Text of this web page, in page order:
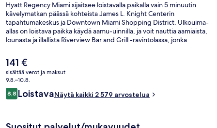
Hyatt Regency Miami sijaitsee loistavalla paikalla vain 5 minuutin
kävelymatkan päässä kohteista James L. Knight Centerin
tapahtumakeskus ja Downtown Miami Shopping District. Ulkouima-
allas on loistava paikka käydä aamu-uinnilla, ja voit nauttia aamiaista,
lounasta ja illallista Riverview Bar and Grill -ravintolassa, jonka
vuorokauden auki oleva kuntoklubi ja kuntokeskus kuuluvat muihin
majoituspaikan palveluihin. Matkailijat arvostavat suuresti
majoituspaikan avuliasta henkilökuntaa ja hyvää sijaintia.
Majoituspaikka sijaitsee lyhyen kävelymatkan päässä julkisen
liikenteen yhteyksistä: Riverwalk Metromoverin raitiovaunupysäkki
sijaitsee 2 minuutin ja Knight Center Metromoverin
Nykyinen
hinta
on
141 €
141 €
sisältää verot ja maksut
9.8.–10.8.
Arvostelut
8,88,8 kautta 10.
LoistavaNäytä kaikki 2 579 arvostelua